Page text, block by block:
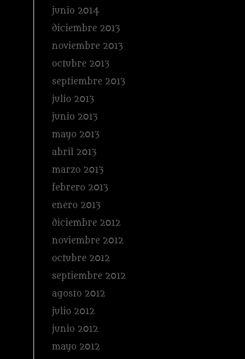
junio 2014
diciembre 2013
noviembre 2013
octubre 2013
septiembre 2013
julio 2013
junio 2013
mayo 2013
abril 2013
marzo 2013
febrero 2013
enero 2013
diciembre 2012
noviembre 2012
octubre 2012
septiembre 2012
agosto 2012
julio 2012
junio 2012
mayo 2012